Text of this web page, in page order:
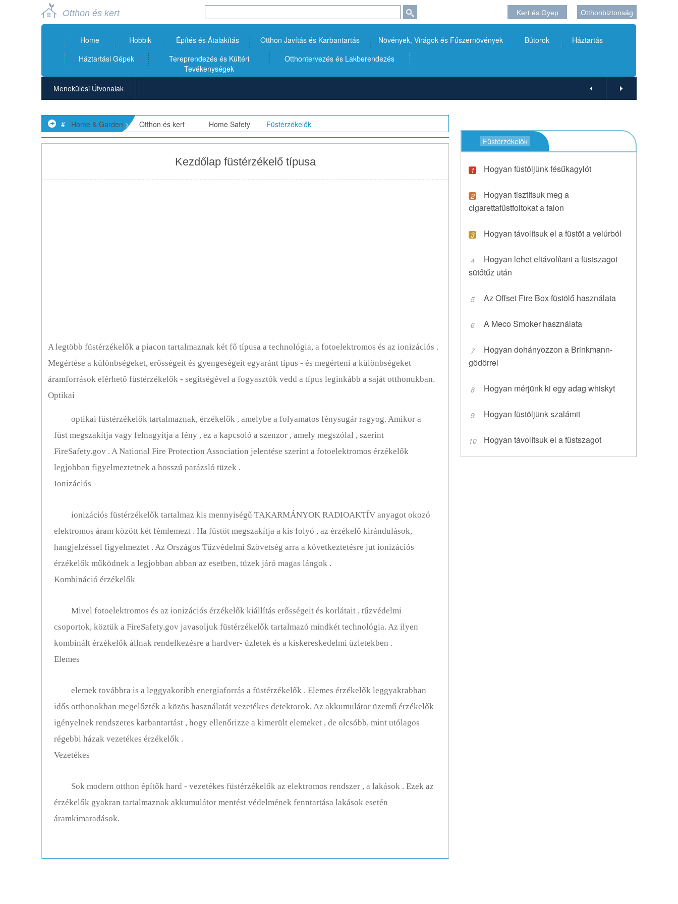
Otthon és kert Kert és Gyep Otthonbiztonság
Home Hobbik Építés és Átalakítás Otthon Javítás és Karbantartás Növények, Virágok és Fűszernövények Bútorok
Háztartás
Háztartási Gépek
Tereprendezés és Kültéri
Tevékenységek
Otthontervezés és Lakberendezés
Menekülési Útvonalak
Otthoni Riasztórendszerek
Füstérzékelők
# Home & Garden >> Otthon és kert Home Safety Füstérzékelők
Kezdőlap füstérzékelő típusa
A legtöbb füstérzékelők a piacon tartalmaznak két fő típusa a technológia, a fotoelektromos és az ionizációs .
Megértése a különbségeket, erősségeit és gyengeségeit egyaránt típus - és megérteni a különbségeket
áramforrások elérhető füstérzékelők - segítségével a fogyasztók vedd a típus leginkább a saját otthonukban.
Optikai
optikai füstérzékelők tartalmaznak, érzékelők , amelybe a folyamatos fénysugár ragyog. Amikor a
füst megszakítja vagy felnagyítja a fény , ez a kapcsoló a szenzor , amely megszólal , szerint
FireSafety.gov . A National Fire Protection Association jelentése szerint a fotoelektromos érzékelők
legjobban figyelmeztetnek a hosszú parázsló tüzek .
Ionizációs
ionizációs füstérzékelők tartalmaz kis mennyiségű TAKARMÁNYOK RADIOAKTÍV anyagot okozó
elektromos áram között két fémlemezt . Ha füstöt megszakítja a kis folyó , az érzékelő kirándulások,
hangjelzéssel figyelmeztet . Az Országos Tűzvédelmi Szövetség arra a következtetésre jut ionizációs
érzékelők működnek a legjobban abban az esetben, tüzek járó magas lángok .
Kombináció érzékelők
Mivel fotoelektromos és az ionizációs érzékelők kiállítás erősségeit és korlátait , tűzvédelmi
csoportok, köztük a FireSafety.gov javasoljuk füstérzékelők tartalmazó mindkét technológia. Az ilyen
kombinált érzékelők állnak rendelkezésre a hardver- üzletek és a kiskereskedelmi üzletekben .
Elemes
elemek továbbra is a leggyakoribb energiaforrás a füstérzékelők . Elemes érzékelők leggyakrabban
idős otthonokban megelőzték a közös használatát vezetékes detektorok. Az akkumulátor üzemű érzékelők
igényelnek rendszeres karbantartást , hogy ellenőrizze a kimerült elemeket , de olcsóbb, mint utólagos
régebbi házak vezetékes érzékelők .
Vezetékes
Sok modern otthon építők hard - vezetékes füstérzékelők az elektromos rendszer , a lakások . Ezek az
érzékelők gyakran tartalmaznak akkumulátor mentést védelmének fenntartása lakások esetén
áramkimaradások.
Füstérzékelők
Hogyan füstöljünk fésűkagylót
Hogyan tisztítsuk meg a
cigarettafüstfoltokat a falon
Hogyan távolítsuk el a füstöt a velúrból
Hogyan lehet eltávolítani a füstszagot
sütőtűz után
Az Offset Fire Box füstölő használata
A Meco Smoker használata
Hogyan dohányozzon a Brinkmann-
gödörrel
Hogyan mérjünk ki egy adag whiskyt
Hogyan füstöljünk szalámit
Hogyan távolítsuk el a füstszagot